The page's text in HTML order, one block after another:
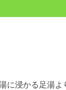
に浸かる足湯